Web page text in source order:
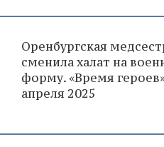
Оренбургская
сменила халат на
форму. «Время
апреля 2025